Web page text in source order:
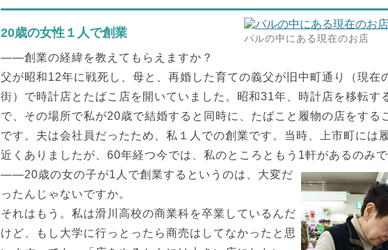
パルの中にある現在のお店
20歳の女性１人で創業
――創業の経緯を教えてもらえますか？
父が昭和12年に戦死し、母と、再婚した育ての義父が旧中町通り（現在
街）で時計店とたばこ店を開いていました。昭和31年、時計店を移転す
で、その場所で私が20歳で結婚すると同時に、たばこと履物の店をする
です。夫は会社員だったため、私１人での創業です。当時、上市町には
近くありましたが、60年経つ今では、私のところともう1軒があるのみで
――20歳の女の子が1人で創業するというのは、大変だ
ったんじゃないですか。
それはもう。私は滑川高校の商業科を卒業しているんだ
けど、もし大学に行っとったら商売はしてなかったと思